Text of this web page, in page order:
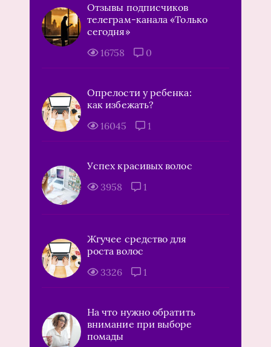
Отзывы подписчиков
телеграм-канала «Только
сегодня»
16758
0
Опрелости у ребенка:
как избежать?
16045
1
Успех красивых волос
3958
1
Жгучее средство для
роста волос
3326
1
На что нужно обратить
внимание при выборе
помады